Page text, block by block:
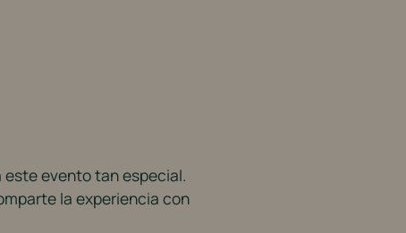
evento tan especial.
la experiencia con